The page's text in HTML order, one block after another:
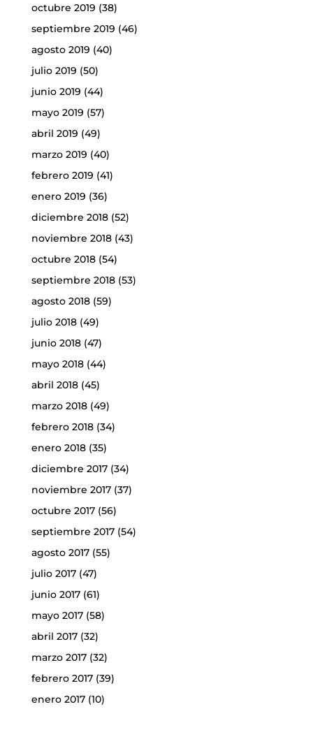
octubre 2019 (38)
septiembre 2019 (46)
agosto 2019 (40)
julio 2019 (50)
junio 2019 (44)
mayo 2019 (57)
abril 2019 (49)
marzo 2019 (40)
febrero 2019 (41)
enero 2019 (36)
diciembre 2018(52)
noviembre 2018(43)
octubre 2018(54)
septiembre 2018(53)
agosto 2018(59)
julio 2018(49)
junio 2018(47)
mayo 2018(44)
abril 2018(45)
marzo 2018(49)
febrero 2018(34)
enero 2018(35)
diciembre 2017(34)
noviembre 2017(37)
octubre 2017(56)
septiembre 2017(54)
agosto 2017(55)
julio 2017(47)
junio 2017(61)
mayo 2017(58)
abril 2017(32)
marzo 2017(32)
febrero 2017(39)
enero 2017(10)